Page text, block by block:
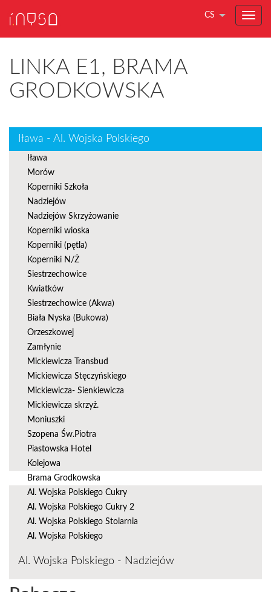
CS
LINKA E1, BRAMA
GRODKOWSKA
Iława - Al. Wojska Polskiego
Iława
Morów
Koperniki Szkoła
Nadziejów
Nadziejów Skrzyżowanie
Koperniki wioska
Koperniki (pętla)
Koperniki N/Ż
Siestrzechowice
Kwiatków
Siestrzechowice (Akwa)
Biała Nyska (Bukowa)
Orzeszkowej
Zamłynie
Mickiewicza Transbud
Mickiewicza Stęczyńskiego
Mickiewicza- Sienkiewicza
Mickiewicza skrzyż.
Moniuszki
Szopena Św.Piotra
Piastowska Hotel
Kolejowa
Brama Grodkowska
Al. Wojska Polskiego Cukry
Al. Wojska Polskiego Cukry 2
Al. Wojska Polskiego Stolarnia
Al. Wojska Polskiego
Al. Wojska Polskiego - Nadziejów